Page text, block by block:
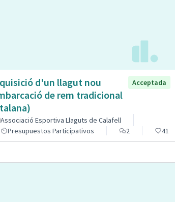
d'un llagut nou
de rem tradicional
Acceptada
Associació Esportiva Llaguts de Calafell
Presupuestos Participativos
2 41